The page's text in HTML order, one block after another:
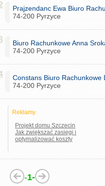
Prajzendanc Ewa Biuro
74-200 Pyrzyce
Biuro Rachunkowe Anna
74-200 Pyrzyce
Constans Biuro Rachunkowe
74-200 Pyrzyce
Reklamy
Projekt domu Szczecin
Jak zwiększać zasięgi i
optymalizować koszty
-1-